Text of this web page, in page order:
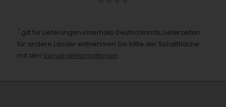
* gilt für Lieferungen innerhalb Deutschlands, Lieferzeiten
für andere Länder entnehmen Sie bitte der Schaltfläche
mit den Versandinformationen